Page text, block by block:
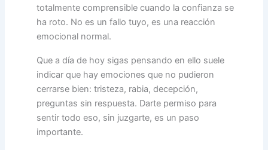
totalmente comprensible cuando la confianza se
ha roto. No es un fallo tuyo, es una reacción
emocional normal.
Que a día de hoy sigas pensando en ello suele
indicar que hay emociones que no pudieron
cerrarse bien: tristeza, rabia, decepción,
preguntas sin respuesta. Darte permiso para
sentir todo eso, sin juzgarte, es un paso
importante.